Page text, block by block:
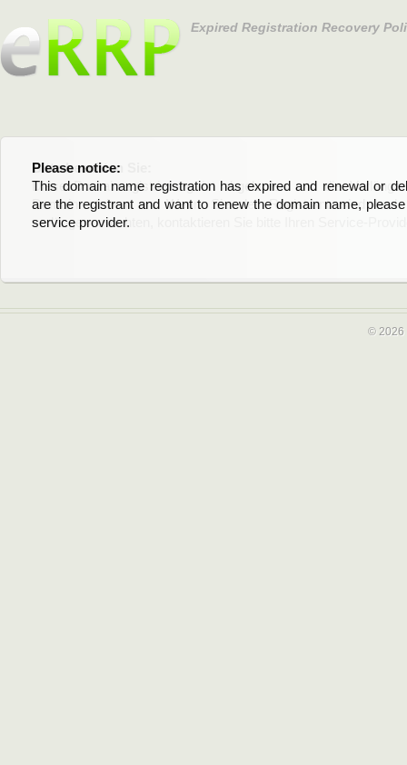
Expired Registration Recovery
Please notice:
This domain name registration has expired and renewal or
are the registrant and want to renew the domain name,
service provider.
Bitte beachten Sie:
Diese Domainregistrierung ist abgelaufen und die
Domain stehen an. Wenn Sie der Registrant sind und
verlängern möchten, kontaktieren Sie bitte Ihren Service-
© 2026